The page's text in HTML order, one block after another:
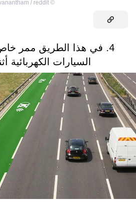
©
/ reddit
4. في هذا الطريق ممر
السيارات الكهربائية